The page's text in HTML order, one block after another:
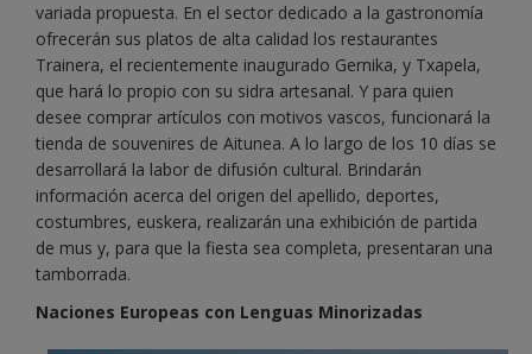
variada propuesta. En el sector dedicado a la gastronomía
ofrecerán sus platos de alta calidad los restaurantes
Trainera, el recientemente inaugurado Gernika, y Txapela,
que hará lo propio con su sidra artesanal. Y para quien
desee comprar artículos con motivos vascos, funcionará la
tienda de souvenires de Aitunea. A lo largo de los 10 días se
desarrollará la labor de difusión cultural. Brindarán
información acerca del origen del apellido, deportes,
costumbres, euskera, realizarán una exhibición de partida
de mus y, para que la fiesta sea completa, presentaran una
tamborrada.
Naciones Europeas con Lenguas Minorizadas